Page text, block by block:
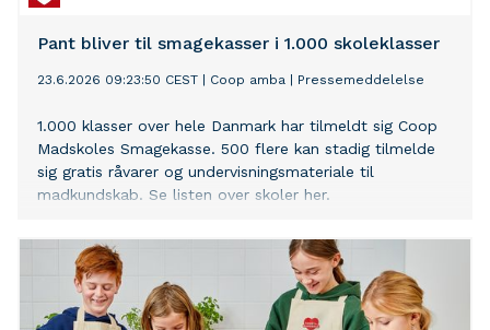
Pant bliver til smagekasser i 1.000 skoleklasser
23.6.2026 09:23:50 CEST Coop amba Pressemeddelelse
1.000 klasser over hele Danmark har tilmeldt sig Coop
Madskoles Smagekasse. 500 flere kan stadig tilmelde
sig gratis råvarer og undervisningsmateriale til
madkundskab. Se listen over skoler her.